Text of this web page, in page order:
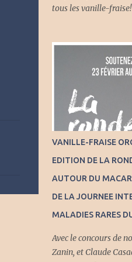
tous les vanille-fraise!
VANILLE-FRAISE
EDITION DE LA
AUTOUR DU
DE LA JOURNEE
MALADIES RARES
Avec le concours de
Zanin, et Claude